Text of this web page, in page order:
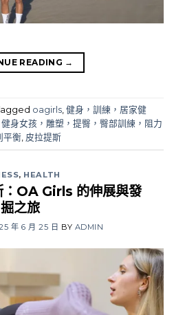
READING →
oagirls 健身，訓練，居家健
身女孩，雕塑，提臀，臀部訓練，阻力
平衡 皮拉提斯
, HEALTH
：OA Girls 的伸展與發
掘之旅
年 6 月 25 日 BY ADMIN